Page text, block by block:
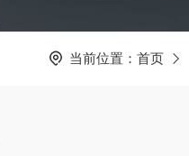
当前位置： 首页